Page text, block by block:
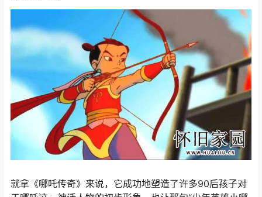
就拿《哪吒传奇》来说，它成功地塑造了许多90后孩子对